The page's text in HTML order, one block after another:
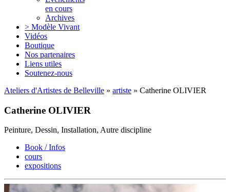
en cours
Archives
> Modèle Vivant
Vidéos
Boutique
Nos partenaires
Liens utiles
Soutenez-nous
Ateliers d'Artistes de Belleville » artiste » Catherine OLIVIER
Catherine OLIVIER
Peinture, Dessin, Installation, Autre discipline
Book / Infos
cours
expositions